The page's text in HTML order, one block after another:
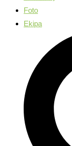
Foto
Ekipa